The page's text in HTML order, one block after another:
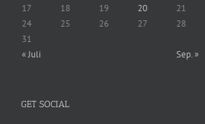
17
18 19 20 21
24
25 26 27 28
31
« Juli
Sep. »
GET SOCIAL